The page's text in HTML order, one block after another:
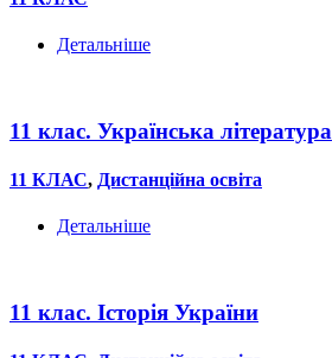
Детальніше
11 клас. Українська література
11 КЛАС, Дистанційна освіта
Детальніше
11 клас. Історія України